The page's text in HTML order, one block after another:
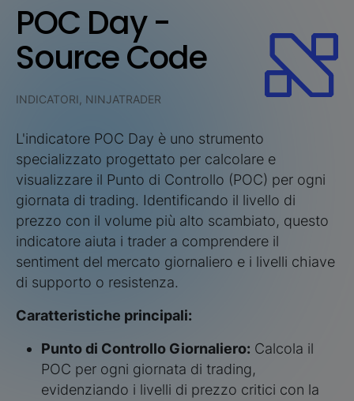
POC Day -
Source Code
INDICATORI, NINJATRADER
L'indicatore POC Day è uno strumento
specializzato progettato per calcolare e
visualizzare il Punto di Controllo (POC) per ogni
giornata di trading. Identificando il livello di
prezzo con il volume più alto scambiato, questo
indicatore aiuta i trader a comprendere il
sentiment del mercato giornaliero e i livelli chiave
di supporto o resistenza.
Caratteristiche principali:
Punto di Controllo Giornaliero: Calcola il
POC per ogni giornata di trading,
evidenziando i livelli di prezzo critici con la